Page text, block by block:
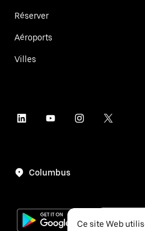
Réserver
Aéroports
Villes
Columbus
Ce site Web